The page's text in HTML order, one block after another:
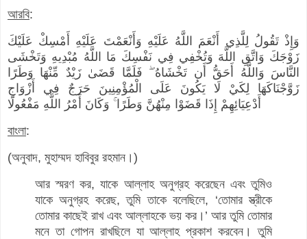
আরবি:
وَإِذْ تَقُولُ لِلَّذِي أَنْعَمَ اللَّهُ عَلَيْهِ وَأَنْعَمْتَ عَلَيْهِ أَمْسِكْ عَلَيْكَ
زَوْجَكَ وَاتَّقِ اللَّهَ وَتُخْفِي فِي نَفْسِكَ مَا اللَّهُ مُبْدِيهِ وَتَخْشَى
النَّاسَ وَاللَّهُ أَحَقُّ أَن تَخْشَاهُ ۖ فَلَمَّا قَضَىٰ زَيْدٌ مِّنْهَا وَطَرًا
زَوَّجْنَاكَهَا لِكَيْ لَا يَكُونَ عَلَى الْمُؤْمِنِينَ حَرَجٌ فِي أَزْوَاجِ
أَدْعِيَائِهِمْ إِذَا قَضَوْا مِنْهُنَّ وَطَرًا ۚ وَكَانَ أَمْرُ اللَّهِ مَفْعُولًا
বাংলা:
(অনুবাদ, মুহাম্মদ হাবিবুর রহমান।)
আর স্মরণ কর, যাকে আল্লাহ অনুগ্রহ করেছেন এবং তুমিও
যাকে অনুগ্রহ করেছ, তুমি তাকে বলেছিলে, ‘তোমার স্ত্রীকে
তোমার কাছেই রাখ এবং আল্লাহকে ভয় কর।’ আর তুমি তোমার
মনে তা গোপন রাখছিলে যা আল্লাহ প্রকাশ করবেন। তুমি